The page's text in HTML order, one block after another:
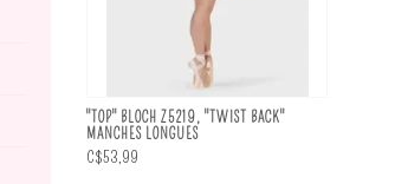
"TOP" BLOCH Z5219, "TWIST BACK"
MANCHES LONGUES
C$53,99